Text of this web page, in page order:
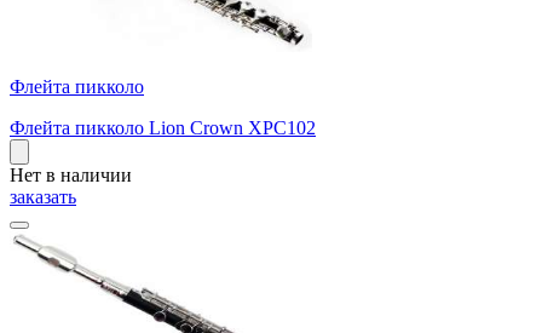
Флейта пикколо
Флейта пикколо Lion Crown XPC102
Нет в наличии
заказать